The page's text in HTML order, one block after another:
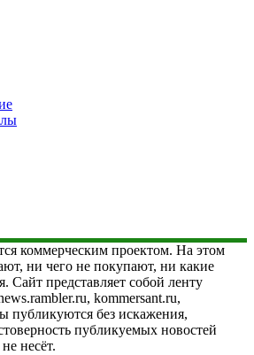
коммерческим проектом. На этом
ни чего не покупают, ни какие
Сайт представляет собой ленту
kommersant.ru,
публикуются без искажения,
публикуемых новостей
несёт.